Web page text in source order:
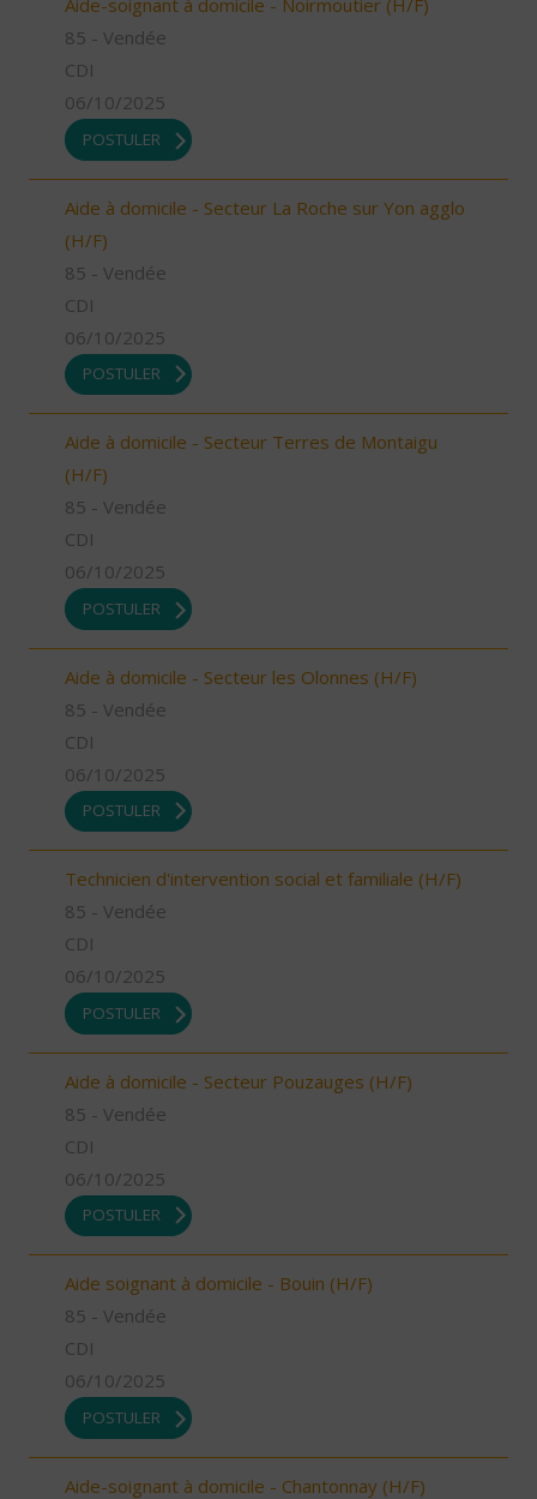
Aide-soignant à domicile - Noirmoutier (H/F)
85 - Vendée
CDI
06/10/2025
POSTULER
Aide à domicile - Secteur La Roche sur Yon agglo
(H/F)
85 - Vendée
CDI
06/10/2025
POSTULER
Aide à domicile - Secteur Terres de Montaigu
(H/F)
85 - Vendée
CDI
06/10/2025
POSTULER
Aide à domicile - Secteur les Olonnes (H/F)
85 - Vendée
CDI
06/10/2025
POSTULER
Technicien d'intervention social et familiale (H/F)
85 - Vendée
CDI
06/10/2025
POSTULER
Aide à domicile - Secteur Pouzauges (H/F)
85 - Vendée
CDI
06/10/2025
POSTULER
Aide soignant à domicile - Bouin (H/F)
85 - Vendée
CDI
06/10/2025
POSTULER
Aide-soignant à domicile - Chantonnay (H/F)